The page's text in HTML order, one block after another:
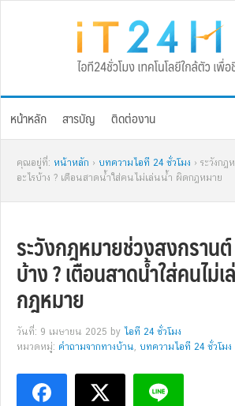
หน้าหลัก สารบัญ ติดต่องาน
คุณอยู่ที่: หน้าหลัก › บทความไอที 24 ชั่วโมง › ระวังก
อะไรบ้าง ? เตือนสาดน้ำใส่คนไม่เล่นน้ำ ผิดกฎหมาย
ระวังกฎหมายช่วงสงกราน
บ้าง ? เตือนสาดน้ำใส่คนไม่
กฎหมาย
วันที่: 9 เมษายน 2025 by ไอที 24 ชั่วโมง
หมวดหมู่: คำถามจากทางบ้าน, บทความไอที 24 ชั่วโมง